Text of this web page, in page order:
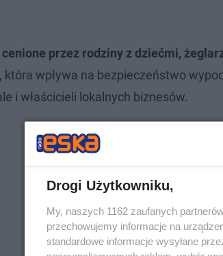
przez rodziny z dziećmi,
wpływa na bezpieczeństwo
i właścicieli lokalnych biznesów.
Drogi Użytkowniku,
My, naszych 1162 zaufanych
przechowujemy informacje na
standardowe informacje wysyłane